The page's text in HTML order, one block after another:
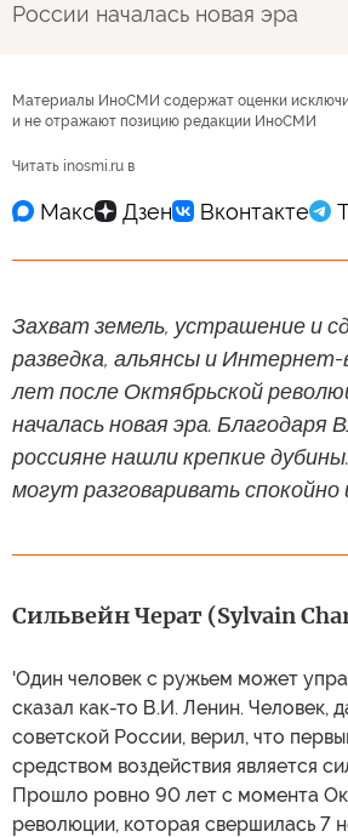
России началась новая эра
Материалы ИноСМИ содержат оценки
и не отражают позицию редакции ИноСМИ
Читать inosmi.ru в
Захват земель, устрашение и
разведка, альянсы и
лет после Октябрьской
началась новая эра. Благодаря
россияне нашли крепкие
могут разговаривать спокойно
Сильвейн Черат (Sylvain
'Один человек с ружьем может
сказал как-то В.И. Ленин. Человек,
советской России, верил, что
средством воздействия является
Прошло ровно 90 лет с момента
революции, которая свершилась 7